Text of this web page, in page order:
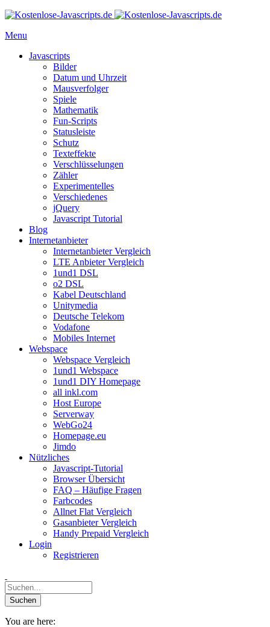
Menu
Javascripts
Bilder
Datum und Uhrzeit
Mausverfolger
Spiele
Mathematik
Fun-Scripts
Statusleiste
Schutz
Texteffekte
Verschlüsselungen
Zähler
Experimentelles
Verschiedenes
jQuery
Javascript Tutorial
Blog
Internetanbieter
Internetanbieter Vergleich
LTE Anbieter Vergleich
1und1 DSL
o2 DSL
Kabel Deutschland
Unitymedia
Deutsche Telekom
Vodafone
Mobiles Internet
Webspace
Webspace Vergleich
1und1 Webspace
1und1 DIY Homepage
all inkl.com
Host Europe
Serverway
WebGo24
Homepage.eu
Jimdo
Nützliches
Javascript-Tutorial
Browser Übersicht
FAQ – Häufige Fragen
Farbcodes
Allnet Flat Vergleich
Gasanbieter Vergleich
Handy Prepaid Vergleich
Login
Registrieren
You are here: